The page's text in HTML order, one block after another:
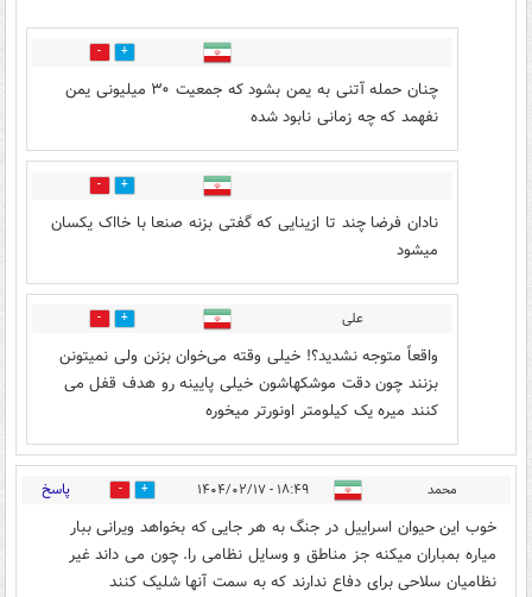
4
چنان حمله آتنی به یمن بشود که جمعیت ۳۰ میلیونی یمن
نفهمد که چه زمانی نابود شده
3
نادان فرضا چند تا ازینایی که گفتی بزنه صنعا با خااک یکسان
میشود
علی 1
واقعاً متوجه نشدید؟! خیلی وقته می‌خوان بزنن ولی نمیتونن
بزنند چون دقت موشکهاشون خیلی پایینه رو هدف قفل می
کنند میره یک کیلومتر اونورتر میخوره
محمد ۱۸:۴۹ - ۱۴۰۴/۰۲/۱۷ 2 پاسخ
خوب این حیوان اسراییل در جنگ به هر جایی که بخواهد ویرانی ببار
میاره بمباران میکنه جز مناطق و وسایل نظامی را. چون می داند غیر
نظامیان سلاحی برای دفاع ندارند که به سمت آنها شلیک کنند